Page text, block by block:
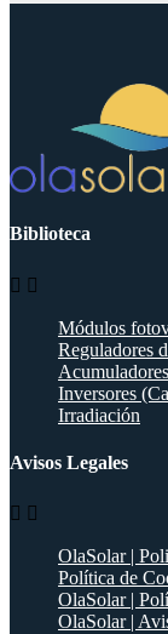
Biblioteca
 
Módulos
Reguladores
Inversores
Irradiación
Avisos Legales
 
OlaSolar |
Política de
OlaSolar |
OlaSolar |